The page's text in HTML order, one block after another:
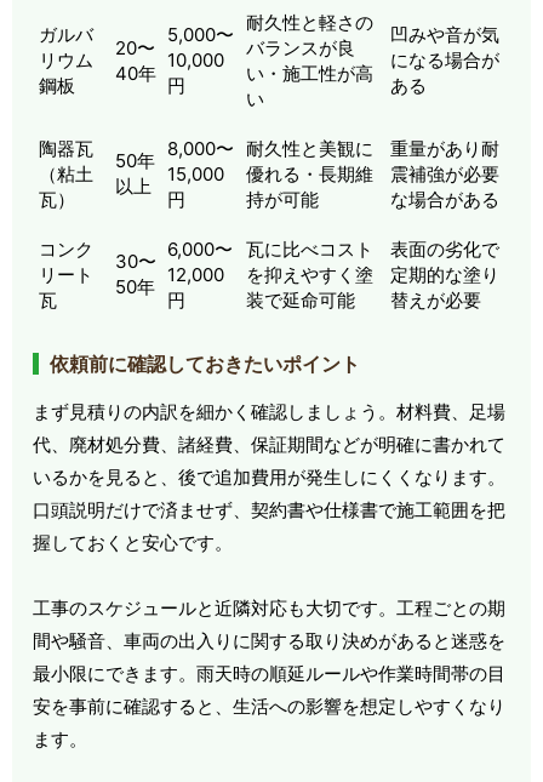
ガルバ
リウム
鋼板
20〜
40年
5,000〜
10,000
円
耐久性と軽さの
バランスが良
い・施工性が高
い
凹みや音が気
になる場合が
ある
陶器瓦
（粘土
瓦）
50年
以上
8,000〜
15,000
円
耐久性と美観に
優れる・長期維
持が可能
重量があり耐
震補強が必要
な場合がある
コンク
リート
瓦
30〜
50年
6,000〜
12,000
円
瓦に比べコスト
を抑えやすく塗
装で延命可能
表面の劣化で
定期的な塗り
替えが必要
依頼前に確認しておきたいポイント
まず見積りの内訳を細かく確認しましょう。材料費、足場
代、廃材処分費、諸経費、保証期間などが明確に書かれて
いるかを見ると、後で追加費用が発生しにくくなります。
口頭説明だけで済ませず、契約書や仕様書で施工範囲を把
握しておくと安心です。
工事のスケジュールと近隣対応も大切です。工程ごとの期
間や騒音、車両の出入りに関する取り決めがあると迷惑を
最小限にできます。雨天時の順延ルールや作業時間帯の目
安を事前に確認すると、生活への影響を想定しやすくなり
ます。